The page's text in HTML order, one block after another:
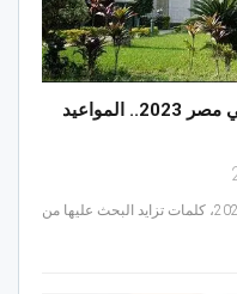
أماكن المدارس الدولية الحكومية في مصر 2023.. المواعيد
أماكن المدارس الدولية الحكومية في مصر 2023، كلمات تزايد البحث عليها من